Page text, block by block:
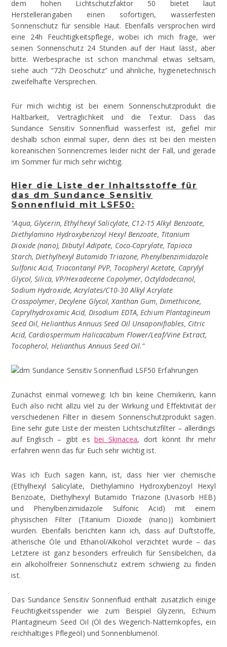
dem hohen Lichtschutzfaktor 50 bietet laut
Herstellerangaben einen sofortigen, wasserfesten
Sonnenschutz für sensible Haut. Ebenfalls versprochen wird
eine 24h Feuchtigkeitspflege, wobei ich mich frage, wer
seinen Sonnenschutz 24 Stunden auf der Haut lässt, aber
bitte. Werbesprache ist schon manchmal etwas seltsam,
siehe auch “72h Deoschutz” und ähnliche, hygienetechnisch
zweifelhafte Versprechen.
Für mich wichtig ist bei einem Sonnenschutzprodukt die
Haltbarkeit, Verträglichkeit und die Textur. Dass das
Sundance Sensitiv Sonnenfluid wasserfest ist, gefiel mir
deshalb schon einmal super, denn dies ist bei den meisten
koreanischen Sonnencremes leider nicht der Fall, und gerade
im Sommer für mich sehr wichtig.
Hier die Liste der Inhaltsstoffe für
das dm Sundance Sensitiv
Sonnenfluid mit LSF50:
“Aqua, Glycerin, Ethylhexyl Salicylate, C12-15 Alkyl Benzoate,
Diethylamino Hydroxybenzoyl Hexyl Benzoate, Titanium
Dioxide (nano), Dibutyl Adipate, Coco-Caprylate, Tapioca
Starch, Diethylhexyl Butamido Triazone, Phenylbenzimidazole
Sulfonic Acid, Triacontanyl PVP, Tocopheryl Acetate, Caprylyl
Glycol, Silica, VP/Hexadecene Copolymer, Octyldodecanol,
Sodium Hydroxide, Acrylates/C10-30 Alkyl Acrylate
Crosspolymer, Decylene Glycol, Xanthan Gum, Dimethicone,
Caprylhydroxamic Acid, Disodium EDTA, Echium Plantagineum
Seed Oil, Helianthus Annuus Seed Oil Unsaponifiables, Citric
Acid, Cardiospermum Halicacabum Flower/Leaf/Vine Extract,
Tocopherol, Helianthus Annuus Seed Oil.”
Zunächst einmal vorneweg: Ich bin keine Chemikerin, kann
Euch also nicht allzu viel zu der Wirkung und Effektivität der
verschiedenen Filter in diesem Sonnenschutzprodukt sagen.
Eine sehr gute Liste der meisten Lichtschutzfilter – allerdings
auf Englisch – gibt es bei Skinacea, dort könnt Ihr mehr
erfahren wenn das für Euch sehr wichtig ist.
Was ich Euch sagen kann, ist, dass hier vier chemische
(Ethylhexyl Salicylate, Diethylamino Hydroxybenzoyl Hexyl
Benzoate, Diethylhexyl Butamido Triazone (Uvasorb HEB)
und Phenylbenzimidazole Sulfonic Acid) mit einem
physischen Filter (Titanium Dioxide (nano)) kombiniert
wurden. Ebenfalls berichten kann ich, dass auf Duftstoffe,
ätherische Öle und Ethanol/Alkohol verzichtet wurde – das
Letztere ist ganz besonders erfreulich für Sensibelchen, da
ein alkoholfreier Sonnenschutz extrem schwierig zu finden
ist.
Das Sundance Sensitiv Sonnenfluid enthält zusätzlich einige
Feuchtigkeitsspender wie zum Beispiel Glyzerin, Echium
Plantagineum Seed Oil (Öl des Wegerich-Natternkopfes, ein
reichhaltiges Pflegeöl) und Sonnenblumenöl.